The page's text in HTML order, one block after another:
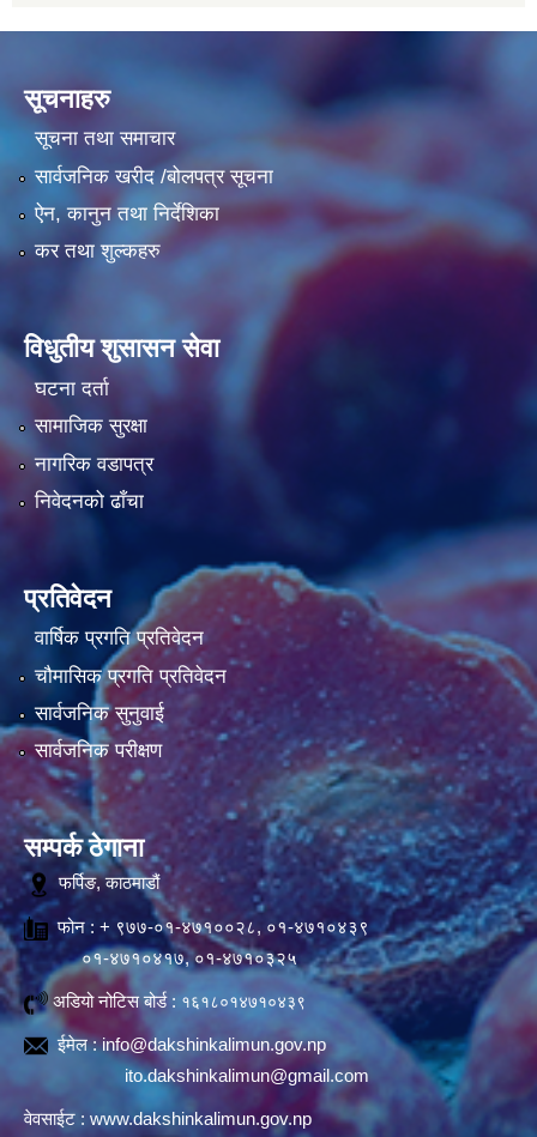
सूचनाहरु
सूचना तथा समाचार
सार्वजनिक खरीद /बोलपत्र सूचना
ऐन, कानुन तथा निर्देशिका
कर तथा शुल्कहरु
विधुतीय शुसासन सेवा
घटना दर्ता
सामाजिक सुरक्षा
नागरिक वडापत्र
निवेदनको ढाँचा
प्रतिवेदन
वार्षिक प्रगति प्रतिवेदन
चौमासिक प्रगति प्रतिवेदन
सार्वजनिक सुनुवाई
सार्वजनिक परीक्षण
सम्पर्क ठेगाना
फर्पिङ, काठमाडौं
फोन : + ९७७-०१-४७१००२८, ०१-४७१०४३९
०१-४७१०४१७, ०१-४७१०३२५
अडियो नोटिस बोर्ड : १६१८०१४७१०४३९
ईमेल :info@dakshinkalimun.gov.np
ito.dakshinkalimun@gmail.com
वेवसाईट : www.dakshinkalimun.gov.np